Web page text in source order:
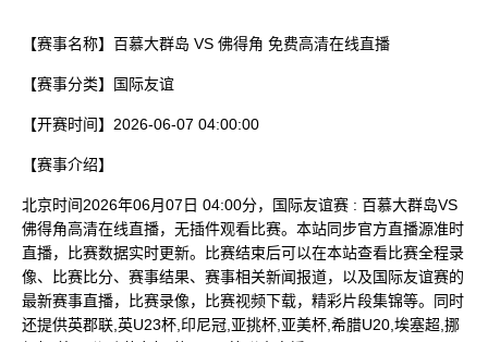
【赛事名称】 百慕大群岛 VS 佛得角 免费高清在线直播
【赛事分类】 国际友谊
【开赛时间】 2026-06-07 04:00:00
【赛事介绍】
北京时间2026年06月07日 04:00分，国际友谊赛 : 百慕大群岛VS
佛得角高清在线直播，无插件观看比赛。本站同步官方直播源准时
直播，比赛数据实时更新。比赛结束后可以在本站查看比赛全程录
像、比赛比分、赛事结果、赛事相关新闻报道，以及国际友谊赛的
最新赛事直播，比赛录像，比赛视频下载，精彩片段集锦等。同时
还提供英郡联,英U23杯,印尼冠,亚挑杯,亚美杯,希腊U20,埃塞超,挪